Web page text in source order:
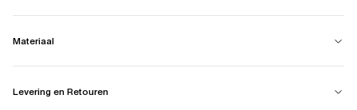
Materiaal
Levering en Retouren